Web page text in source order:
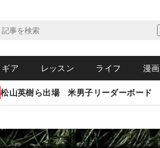
ギア レッスン ライフ 漫画
松山英樹ら出場 米男子リーダーボード